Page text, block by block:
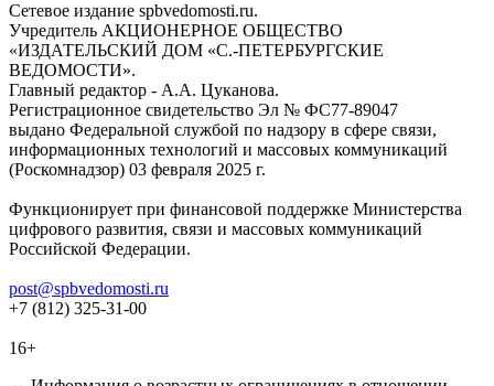
Сетевое издание spbvedomosti.ru.
Учредитель АКЦИОНЕРНОЕ ОБЩЕСТВО
«ИЗДАТЕЛЬСКИЙ ДОМ «С.-ПЕТЕРБУРГСКИЕ
ВЕДОМОСТИ».
Главный редактор - А.А. Цуканова.
Регистрационное свидетельство Эл № ФС77-89047
выдано Федеральной службой по надзору в сфере связи,
информационных технологий и массовых коммуникаций
(Роскомнадзор) 03 февраля 2025 г.
Функционирует при финансовой поддержке Министерства
цифрового развития, связи и массовых коммуникаций
Российской Федерации.
post@spbvedomosti.ru
+7 (812) 325-31-00
16+